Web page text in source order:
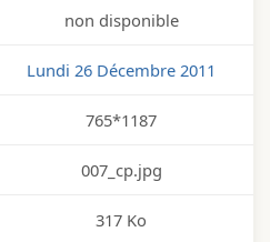
non disponible
Lundi 26 Décembre 2011
765*1187
007_cp.jpg
317 Ko